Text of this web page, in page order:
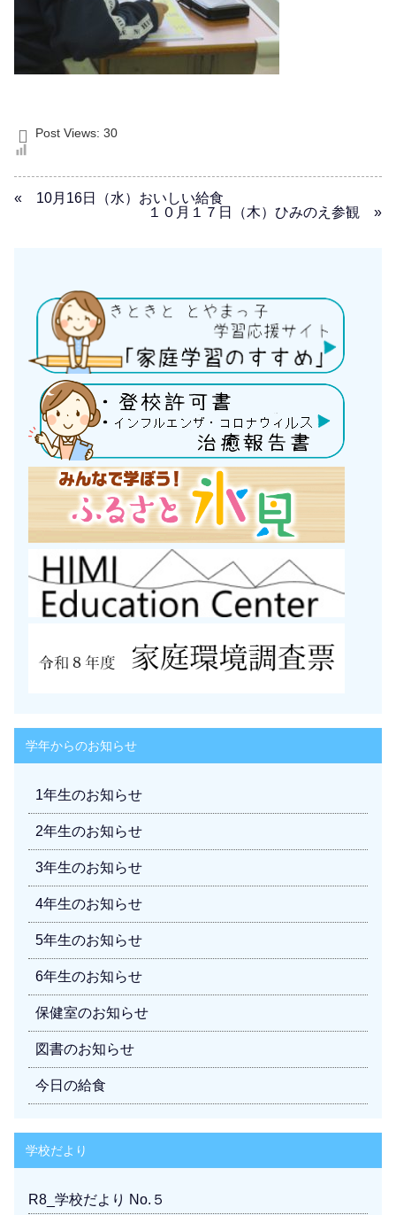
Post Views: 30
« 10月16日（水）おいしい給食
１０月１７日（木）ひみのえ参観 »
学年からのお知らせ
1年生のお知らせ
2年生のお知らせ
3年生のお知らせ
4年生のお知らせ
5年生のお知らせ
6年生のお知らせ
保健室のお知らせ
図書のお知らせ
今日の給食
学校だより
R8_学校だより No.５